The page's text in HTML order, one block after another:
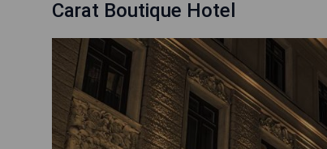
Carat Boutique Hotel